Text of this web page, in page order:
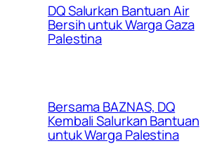
DQ Salurkan Bantuan Air
Bersih untuk Warga Gaza
Palestina
Bersama BAZNAS, DQ
Kembali Salurkan Bantuan
untuk Warga Palestina